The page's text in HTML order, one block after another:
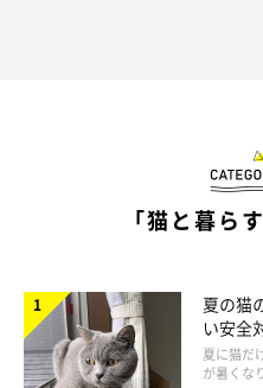
niko and ...のflowerの猫ニッ
ゃれあう姿が、とってもかわい
色味も嬉しいポイントですね♪
「猫と暮ら
夏の猫
い安全
夏に猫だ
が暑くな